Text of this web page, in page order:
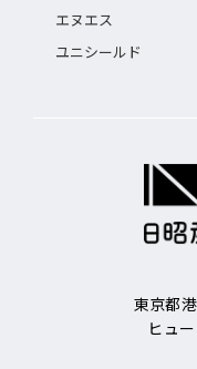
東京都
ヒュ
エヌエス
ユニシールド